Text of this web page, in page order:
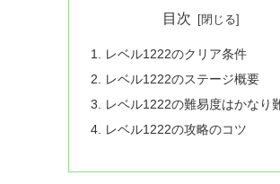
目次
レベル1222のクリア条件
レベル1222のステージ概要
レベル1222の難易度はかなり
レベル1222の攻略のコツ